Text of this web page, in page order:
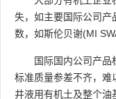
失，如主要国际公司产
数，如斯伦贝谢(MI
国际国内公司产品
标准质量参差不齐，难
井液用有机土及整个油